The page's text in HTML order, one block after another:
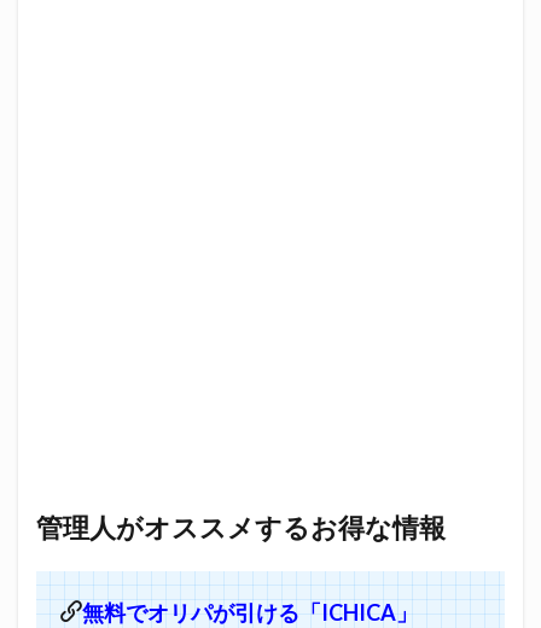
管理人がオススメするお得な情報
無料でオリパが引ける「ICHICA」